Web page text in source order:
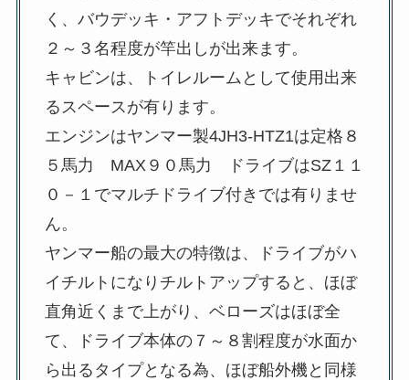
く、バウデッキ・アフトデッキでそれぞれ
２～３名程度が竿出しが出来ます。
キャビンは、トイレルームとして使用出来
るスペースが有ります。
エンジンはヤンマー製4JH3-HTZ1は定格８
５馬力 MAX９０馬力 ドライブはSZ１１
０－１でマルチドライブ付きでは有りませ
ん。
ヤンマー船の最大の特徴は、ドライブがハ
イチルトになりチルトアップすると、ほぼ
直角近くまで上がり、ベローズはほぼ全
て、ドライブ本体の７～８割程度が水面か
ら出るタイプとなる為、ほぼ船外機と同様